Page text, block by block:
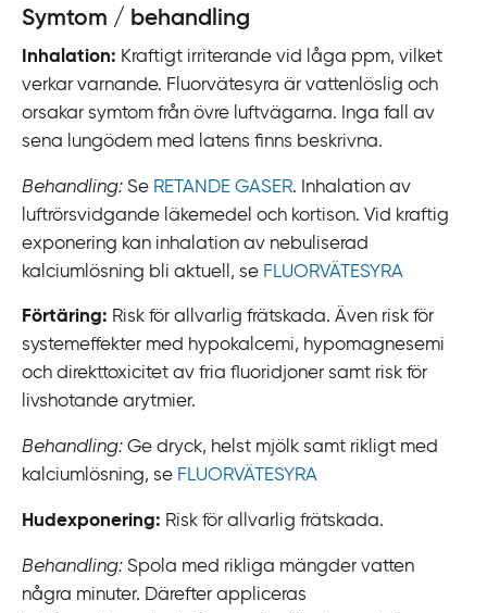
Symtom / behandling
Inhalation: Kraftigt irriterande vid låga ppm, vilket
verkar varnande. Fluorvätesyra är vattenlöslig och
orsakar symtom från övre luftvägarna. Inga fall av
sena lungödem med latens finns beskrivna.
Behandling: Se RETANDE GASER. Inhalation av
luftrörsvidgande läkemedel och kortison. Vid kraftig
exponering kan inhalation av nebuliserad
kalciumlösning bli aktuell, se FLUORVÄTESYRA
Förtäring: Risk för allvarlig frätskada. Även risk för
systemeffekter med hypokalcemi, hypomagnesemi
och direkttoxicitet av fria fluoridjoner samt risk för
livshotande arytmier.
Behandling: Ge dryck, helst mjölk samt rikligt med
kalciumlösning, se FLUORVÄTESYRA
Hudexponering: Risk för allvarlig frätskada.
Behandling: Spola med rikliga mängder vatten
några minuter. Därefter appliceras